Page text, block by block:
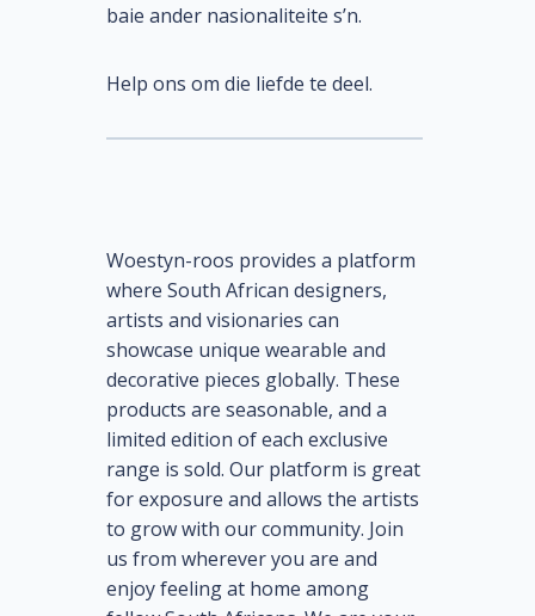
baie ander nasionaliteite s’n.
Help ons om die liefde te deel.
Woestyn-roos provides a platform
where South African designers,
artists and visionaries can
showcase unique wearable and
decorative pieces globally. These
products are seasonable, and a
limited edition of each exclusive
range is sold. Our platform is great
for exposure and allows the artists
to grow with our community. Join
us from wherever you are and
enjoy feeling at home among